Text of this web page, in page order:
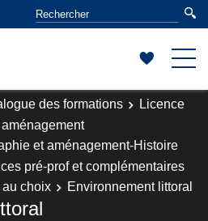
des formations
Licence
et aménagement-Histoire
pré-prof et complémentaires
choix
Environnement littoral